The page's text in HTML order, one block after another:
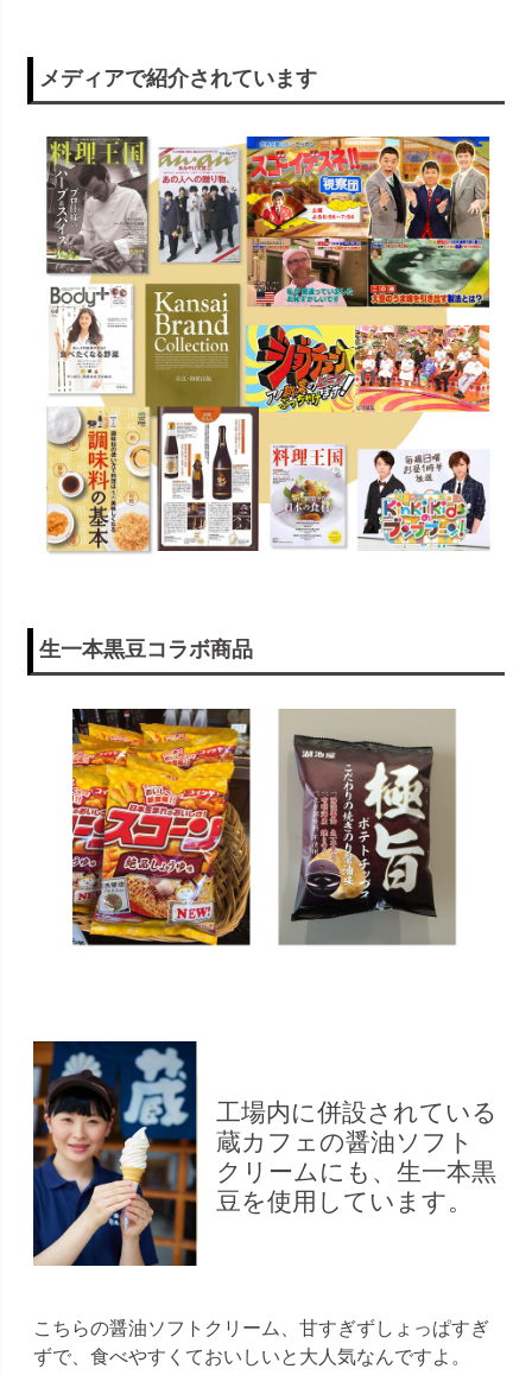
メディアで紹介されています
生一本黒豆コラボ商品
工場内に併設されている
蔵カフェの醤油ソフト
クリームにも、生一本黒
豆を使用しています。
こちらの醤油ソフトクリーム、甘すぎずしょっぱすぎ
ずで、食べやすくておいしいと大人気なんですよ。